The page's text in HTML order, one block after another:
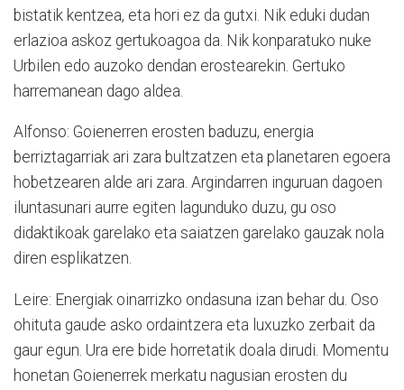
bistatik kentzea, eta hori ez da gutxi. Nik eduki dudan
erlazioa askoz gertukoagoa da. Nik konparatuko nuke
Urbilen edo auzoko dendan erostearekin. Gertuko
harremanean dago aldea.
Alfonso: Goienerren erosten baduzu, energia
berriztagarriak ari zara bultzatzen eta planetaren egoera
hobetzearen alde ari zara. Argindarren inguruan dagoen
iluntasunari aurre egiten lagunduko duzu, gu oso
didaktikoak garelako eta saiatzen garelako gauzak nola
diren esplikatzen.
Leire: Energiak oinarrizko ondasuna izan behar du. Oso
ohituta gaude asko ordaintzera eta luxuzko zerbait da
gaur egun. Ura ere bide horretatik doala dirudi. Momentu
honetan Goienerrek merkatu nagusian erosten du